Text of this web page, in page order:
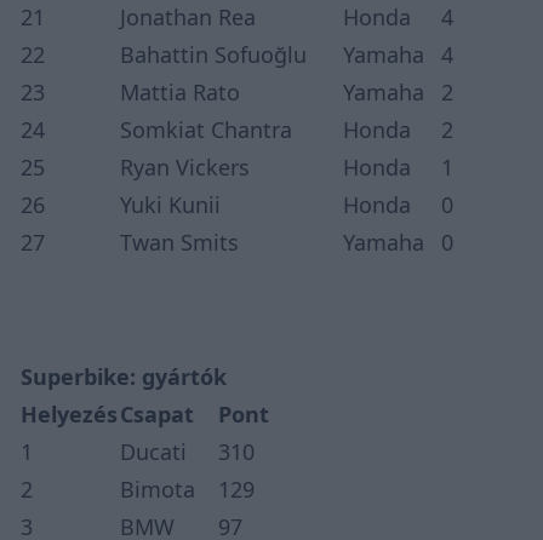
21
Jonathan Rea Honda
4
22
Bahattin Sofuoğlu Yamaha
4
23
Mattia Rato Yamaha
2
24
Somkiat Chantra Honda
2
25
Ryan Vickers Honda
1
26
Yuki Kunii Honda
0
27
Twan Smits Yamaha 0
Superbike: gyártók
HelyezésCsapat
Pont
1
Ducati
310
2
Bimota
129
3
BMW 97